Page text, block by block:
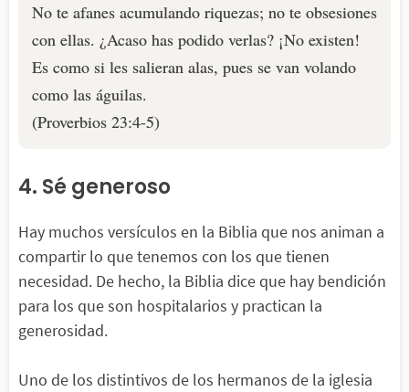
No te afanes acumulando riquezas; no te obsesiones
con ellas. ¿Acaso has podido verlas? ¡No existen!
Es como si les salieran alas, pues se van volando
como las águilas.
(Proverbios 23:4-5)
4. Sé generoso
Hay muchos versículos en la Biblia que nos animan a
compartir lo que tenemos con los que tienen
necesidad. De hecho, la Biblia dice que hay bendición
para los que son hospitalarios y practican la
generosidad.
Uno de los distintivos de los hermanos de la iglesia